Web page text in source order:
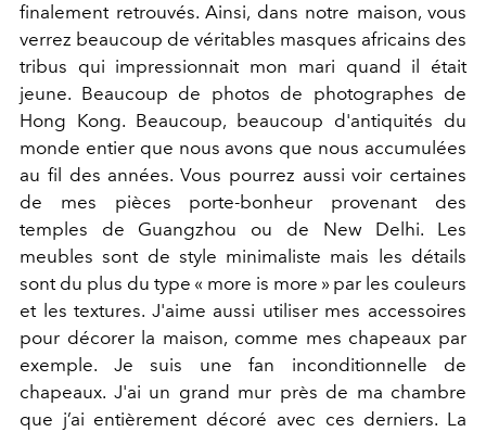
finalement retrouvés. Ainsi, dans notre maison, vous
verrez beaucoup de véritables masques africains des
tribus qui impressionnait mon mari quand il était
jeune. Beaucoup de photos de photographes de
Hong Kong. Beaucoup, beaucoup d'antiquités du
monde entier que nous avons que nous accumulées
au fil des années. Vous pourrez aussi voir certaines
de mes pièces porte-bonheur provenant des
temples de Guangzhou ou de New Delhi. Les
meubles sont de style minimaliste mais les détails
sont du plus du type « more is more » par les couleurs
et les textures. J'aime aussi utiliser mes accessoires
pour décorer la maison, comme mes chapeaux par
exemple. Je suis une fan inconditionnelle de
chapeaux. J'ai un grand mur près de ma chambre
que j’ai entièrement décoré avec ces derniers. La